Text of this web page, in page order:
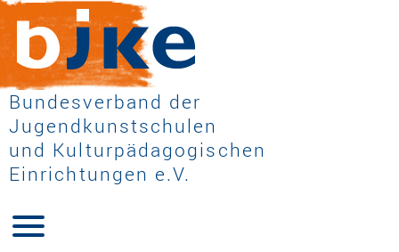
Bundesverband der
Jugendkunstschulen
und Kulturpädagogischen
Einrichtungen e.V.